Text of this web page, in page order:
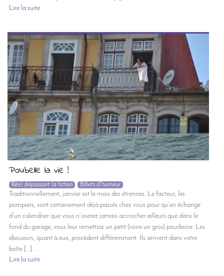
Lire la suite
Poubelle la vie !
Réel dépassant la fiction Billets d'humeur
Traditionnellement, janvier est le mois des étrennes. Le facteur, les
pompiers, sont certainement déjà passés chez vous pour qu’en échange
d’un calendrier que vous n’oserez jamais accrocher ailleurs que dans le
fond du garage, vous leur remettiez un petit (voire un gros) pourboire. Les
éboueurs, quant à eux, procèdent différemment. Ils arrivent dans votre
boîte […]...
Lire la suite